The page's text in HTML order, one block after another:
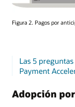
Figura 2. Pagos por
Las 5
Payment
Adopción